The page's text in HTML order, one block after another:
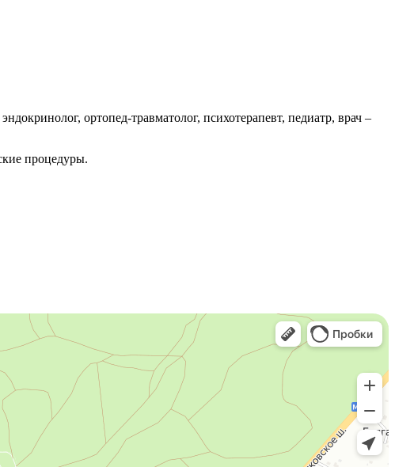
ортопед-травматолог, психотерапевт, педиатр, врач –
процедуры.